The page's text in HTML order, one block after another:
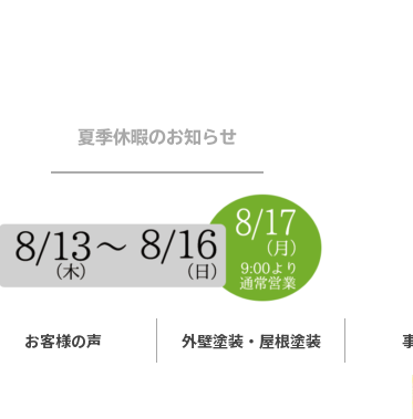
夏季休暇のお知らせ
━━━━━━━━━━━━
お客様の声 外壁塗装・屋根塗装